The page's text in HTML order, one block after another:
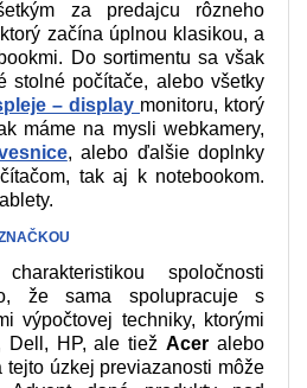
za predajcu rôzneho
začína úplnou klasikou, a
Do sortimentu sa však
stolné počítače, alebo všetky
– display monitoru, ktorý
máme na mysli webkamery,
, alebo ďalšie doplnky
tak aj k notebookom.
spoločnosti
že sama spolupracuje s
výpočtovej techniky, ktorými
Dell, HP, ale tiežAcer alebo
tejto úzkej previazanosti môže